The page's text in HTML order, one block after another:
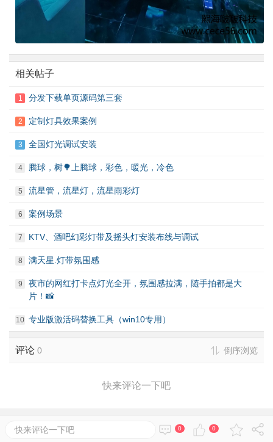
相关帖子
1 分发下载单页源码第三套
2 定制灯具效果案例
3 全国灯光调试安装
4 腾球，树🌳上腾球，彩色，暖光，冷色
5 流星管，流星灯，流星雨彩灯
6 案例场景
7 KTV、酒吧幻彩灯带及摇头灯安装布线与调试
8 满天星.灯带氛围感
9
夜市的网红打卡点灯光全开，氛围感拉满，随手拍都是大
片！📸
10 专业版激活码替换工具（win10专用）
评论 0 倒序浏览
快来评论一下吧
0
0
快来评论一下吧